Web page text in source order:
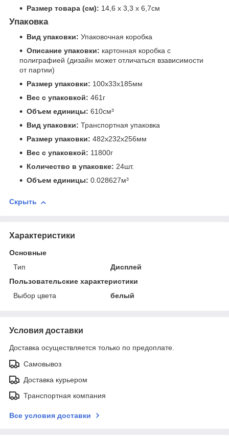
Размер товара (см): 14,6 x 3,3 x 6,7см
Упаковка
Вид упаковки: Упаковочная коробка
Описание упаковки: картонная коробка с
полиграфией (дизайн может отличаться взависимости
от партии)
Размер упаковки: 100x33x185мм
Вес с упаковкой: 461г
Объем единицы: 610см³
Вид упаковки: Транспортная упаковка
Размер упаковки: 482x232x256мм
Вес с упаковкой: 11800г
Количество в упаковке: 24шт.
Объем единицы: 0.028627м³
Скрыть
Характеристики
Основные
Тип
Дисплей
Пользовательские характеристики
Выбор цвета
белый
Условия доставки
Доставка осуществляется только по предоплате.
Самовывоз
Доставка курьером
Транспортная компания
Все условия доставки